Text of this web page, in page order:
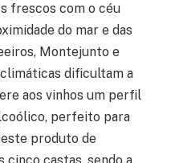
frescos com o céu
do mar e das
Montejunto e
dificultam a
aos vinhos um perfil
perfeito para
produto de